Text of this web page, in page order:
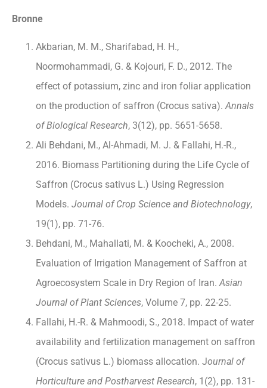
Bronne
Akbarian, M. M., Sharifabad, H. H.,
Noormohammadi, G. & Kojouri, F. D., 2012. The
effect of potassium, zinc and iron foliar application
on the production of saffron (Crocus sativa).Annals
of Biological Research, 3(12), pp. 5651-5658.
Ali Behdani, M., Al-Ahmadi, M. J. & Fallahi, H.-R.,
2016. Biomass Partitioning during the Life Cycle of
Saffron (Crocus sativus L.) Using Regression
Models. Journal of Crop Science and Biotechnology,
19(1), pp. 71-76.
Behdani, M., Mahallati, M. & Koocheki, A., 2008.
Evaluation of Irrigation Management of Saffron at
Agroecosystem Scale in Dry Region of Iran.Asian
Journal of Plant Sciences, Volume 7, pp. 22-25.
Fallahi, H.-R. & Mahmoodi, S., 2018. Impact of water
availability and fertilization management on saffron
(Crocus sativus L.) biomass allocation. Journal of
Horticulture and Postharvest Research, 1(2), pp. 131-